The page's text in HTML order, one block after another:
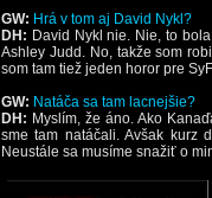
GW: Hrá v tom aj David Nykl?
DH: David Nykl nie. Nie, to
Ashley Judd. No, takže som
som tam tiež jeden horor pre
GW: Natáča sa tam lacnejšie?
DH: Myslím, že áno. Ako
sme tam natáčali. Avšak kurz
Neustále sa musíme snažiť o